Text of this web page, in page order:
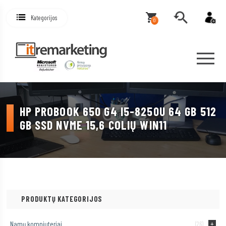
Kategorijos 0
HP PROBOOK 650 G4 I5-8250U 64 GB 512
GB SSD NVME 15,6 COLIŲ WIN11
PRODUKTŲ KATEGORIJOS
Namų kompiuteriai (26)